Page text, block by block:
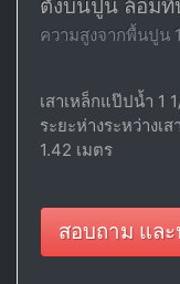
ตั้งบนปูน ล้อม
ความสูงจากพื้นปูน
เสาเหล็กแป๊ปน้ำ 1
ระยะห่างระหว่างเ
1.42 เมตร
สอบถาม แล